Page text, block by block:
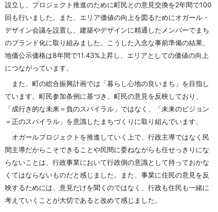
設立し、プロジェクト推進のために町民との意見交換を2年間で100
回も行いました。また、エリア価値の向上を図るためにオガール・
デザイン会議を設置し、建築やデザインに精通したメンバーでまち
のブランド化に取り組みました。こうした入念な事前準備の結果、
地価公示価格は8年間で11.43%上昇し、エリアとしての価値の向上
につながっています。
また、町の総合振興計画では「暮らし心地の良いまち」を目指し
ています。町民参加条例に基づき、町民の意見を反映しており、
「成行き的な未来＝負のスパイラル」ではなく、「未来のビジョン
＝正のスパイラル」を意識したまちづくりに取り組んでいます。
オガールプロジェクトを推進していく上で、行政主導ではなく民
間主導だからこそできることや民間に委ねながらも任せっきりにな
らないことは、行政事業において行政側の意識として持っておかな
くてはならないものだと感じました。また、事業に住民の意見を反
映するためには、意見だけを聞くのではなく、行政も住民も一緒に
考えていくことが大切であると改めて感じました。